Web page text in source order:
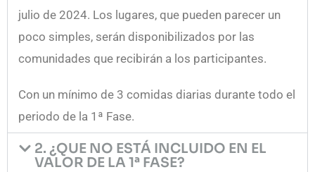
julio de 2024. Los lugares, que pueden parecer un
poco simples, serán disponibilizados por las
comunidades que recibirán a los participantes.
Con un mínimo de 3 comidas diarias durante todo el
periodo de la 1ª Fase.
2. ¿QUE NO ESTÁ INCLUIDO EN EL
VALOR DE LA 1ª FASE?